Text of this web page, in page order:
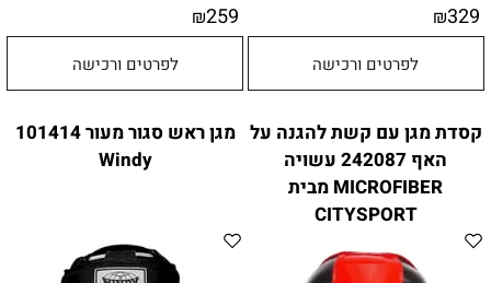
₪329
לפרטים ורכישה
₪259
לפרטים ורכישה
קסדת מגן עם קשת להגנה על
האף 242087 עשויה
MICROFIBER מבית
CITYSPORT
מגן ראש סגור מעור 101414
Windy